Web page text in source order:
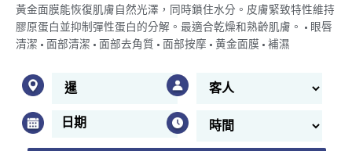
黃金面膜能恢復肌膚自然光澤，同時鎖住水分。皮膚緊致特性維持
膠原蛋白並抑制彈性蛋白的分解。最適合乾燥和熟齡肌膚。 • 眼唇
清潔 • 面部清潔 • 面部去角質 • 面部按摩 • 黄金面膜 • 補濕